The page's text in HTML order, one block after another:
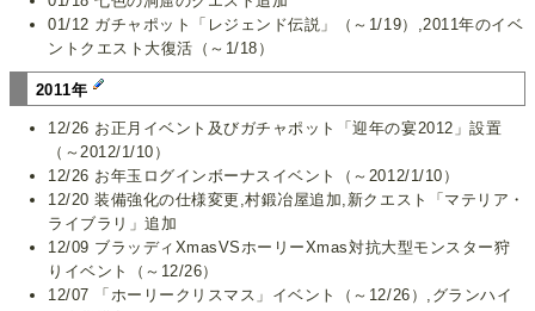
01/12 ガチャポット「レジェンド伝説」（～1/19）,2011年のイベ
ントクエスト大復活（～1/18）
2011年
12/26 お正月イベント及びガチャポット「迎年の宴2012」設置
（～2012/1/10）
12/26 お年玉ログインボーナスイベント（～2012/1/10）
12/20 装備強化の仕様変更,村鍛冶屋追加,新クエスト「マテリア・
ライブラリ」追加
12/09 ブラッディXmasVSホーリーXmas対抗大型モンスター狩
りイベント（～12/26）
12/07 「ホーリークリスマス」イベント（～12/26）,グランハイ